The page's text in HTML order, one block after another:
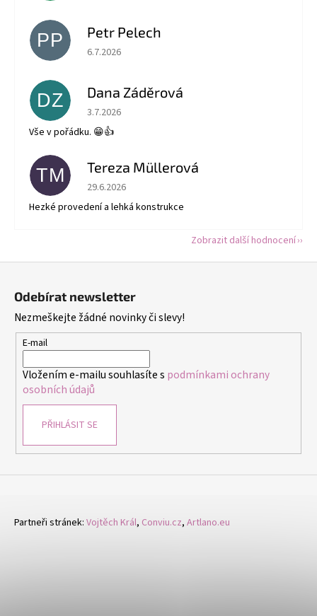
PP Petr Pelech
Hodnocení obchodu je 5 z 5 hvězdiček.
6.7.2026
DZ Dana Záděrová
Hodnocení obchodu je 5 z 5 hvězdiček.
3.7.2026
Vše v pořádku. 😁👍
TM Tereza Müllerová
Hodnocení obchodu je 5 z 5 hvězdiček.
29.6.2026
Hezké provedení a lehká konstrukce
Zobrazit další hodnocení
Odebírat newsletter
Nezmeškejte žádné novinky či slevy!
E-mail
Vložením e-mailu souhlasíte s podmínkami ochrany
osobních údajů
PŘIHLÁSIT SE
Partneři stránek: Vojtěch Král, Conviu.cz, Artlano.eu